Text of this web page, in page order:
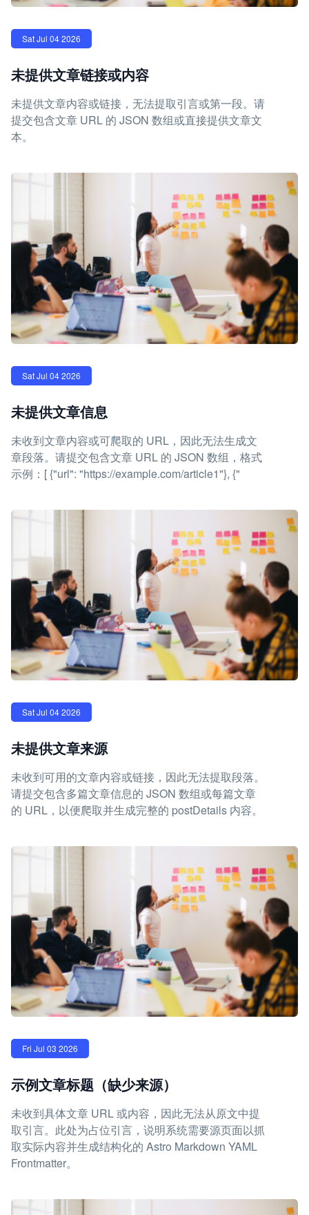
Sat Jul 04 2026
未提供文章链接或内容
未提供文章内容或链接，无法提取引言或第一段。请
提交包含文章 URL 的 JSON 数组或直接提供文章文
本。
Sat Jul 04 2026
未提供文章信息
未收到文章内容或可爬取的 URL，因此无法生成文
章段落。请提交包含文章 URL 的 JSON 数组，格式
示例：[ {"url": "https://example.com/article1"}, {"
Sat Jul 04 2026
未提供文章来源
未收到可用的文章内容或链接，因此无法提取段落。
请提交包含多篇文章信息的 JSON 数组或每篇文章
的 URL，以便爬取并生成完整的 postDetails 内容。
Fri Jul 03 2026
示例文章标题（缺少来源）
未收到具体文章 URL 或内容，因此无法从原文中提
取引言。此处为占位引言，说明系统需要源页面以抓
取实际内容并生成结构化的 Astro Markdown YAML
Frontmatter。